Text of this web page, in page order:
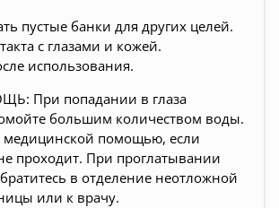
пустые банки для других целей.
с глазами и кожей.
использования.
При попадании в глаза
большим количеством воды.
медицинской помощью, если
проходит. При проглатывании
в отделение неотложной
или к врачу.